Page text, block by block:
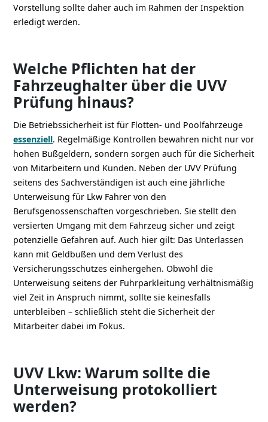
Vorstellung sollte daher auch im Rahmen der Inspektion
erledigt werden.
Welche Pflichten hat der
Fahrzeughalter über die UVV
Prüfung hinaus?
Die Betriebssicherheit ist für Flotten- und Poolfahrzeuge
essenziell. Regelmäßige Kontrollen bewahren nicht nur vor
hohen Bußgeldern, sondern sorgen auch für die Sicherheit
von Mitarbeitern und Kunden. Neben der UVV Prüfung
seitens des Sachverständigen ist auch eine jährliche
Unterweisung für Lkw Fahrer von den
Berufsgenossenschaften vorgeschrieben. Sie stellt den
versierten Umgang mit dem Fahrzeug sicher und zeigt
potenzielle Gefahren auf. Auch hier gilt: Das Unterlassen
kann mit Geldbußen und dem Verlust des
Versicherungsschutzes einhergehen. Obwohl die
Unterweisung seitens der Fuhrparkleitung verhältnismäßig
viel Zeit in Anspruch nimmt, sollte sie keinesfalls
unterbleiben – schließlich steht die Sicherheit der
Mitarbeiter dabei im Fokus.
UVV Lkw: Warum sollte die
Unterweisung protokolliert
werden?